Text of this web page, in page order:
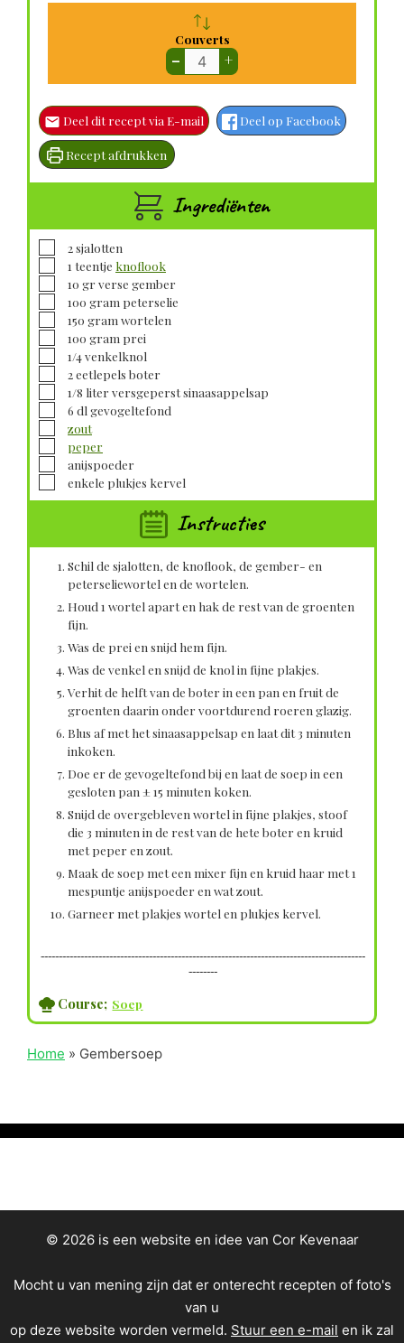
Couverts
– +
Deel dit recept via E-mail Deel op Facebook
Recept afdrukken
Ingrediënten
▢
2sjalotten
▢1 teentje knoflook
▢
10 gr verse gember
▢
100 gram peterselie
▢
150 gram wortelen
▢
100 gram prei
▢1/4venkelknol
▢
2eetlepels boter
▢1/8 liter versgeperstsinaasappelsap
▢
6 dl gevogeltefond
▢
zout
▢
peper
▢
anijspoeder
▢
enkele plukjes kervel
Instructies
Schil de sjalotten, de knoflook, de gember- en
peterseliewortel en de wortelen.
Houd 1 wortel apart en hak de rest van de groenten
fijn.
Was de prei en snijd hem fijn.
Was de venkel en snijd de knol in fijne plakjes.
Verhit de helft van de boter in een pan en fruit de
groenten daarin onder voortdurend roeren glazig.
Blus af met het sinaasappelsap en laat dit 3 minuten
inkoken.
Doe er de gevogeltefond bij en laat de soep in een
gesloten pan ± 15 minuten koken.
Snijd de overgebleven wortel in fijne plakjes, stoof
die 3 minuten in de rest van de hete boter en kruid
met peper en zout.
Maak de soep met een mixer fijn en kruid haar met 1
mespuntje anijspoeder en wat zout.
Garneer met plakjes wortel en plukjes kervel.
------------------------------------------------------------------------------------------
--------
Course; Soep
Home » Gembersoep
© 2026 is een website en idee van Cor Kevenaar
Mocht u van mening zijn dat er onterecht recepten of foto's
van u
op deze website worden vermeld. Stuur een e-mail en ik zal